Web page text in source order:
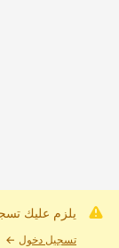
يلزم عليك
تسجيل دخول ←